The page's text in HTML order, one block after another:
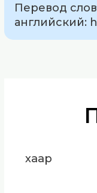
Перевод
английский:
хаар